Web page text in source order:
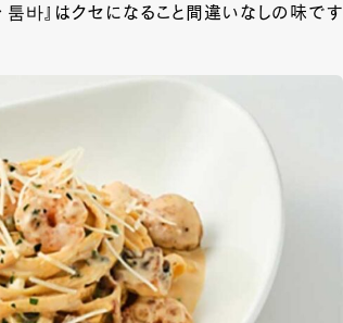
바』はクセになること間違いなしの味です